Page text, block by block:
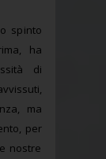
spinto
ha
di
ma
per
nostre